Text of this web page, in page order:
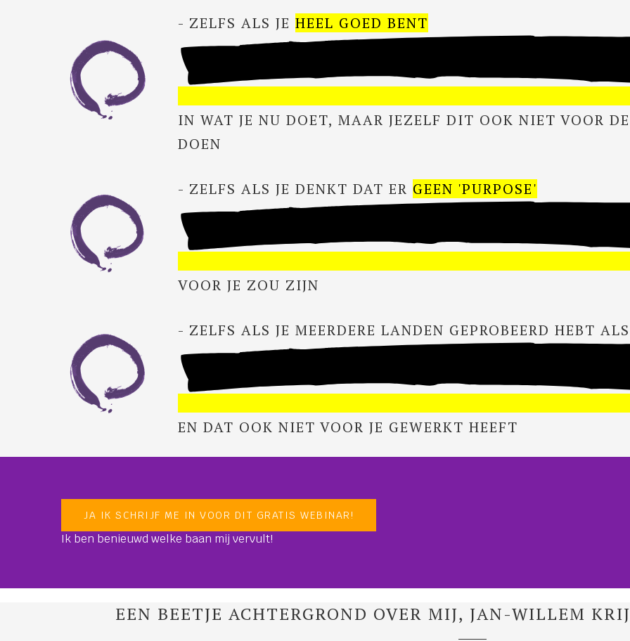
- ZELFS ALS JEHEEL GOED BENT
IN WAT JE NU DOET, MAAR JEZELF DIT OOK NIET VOOR
DOEN
- ZELFS ALS JE DENKT DAT ER GEEN 'PURPOSE'
VOOR JE ZOU ZIJN
- ZELFS ALS JE MEERDERE LANDEN GEPROBEERD HEBT
EN DAT OOK NIET VOOR JE GEWERKT HEEFT
JA IK SCHRIJF ME IN VOOR DIT GRATIS WEBINAR!
Ik ben benieuwd welke baan mij vervult!
EEN BEETJE ACHTERGROND OVER MIJ, JAN-WILLEM